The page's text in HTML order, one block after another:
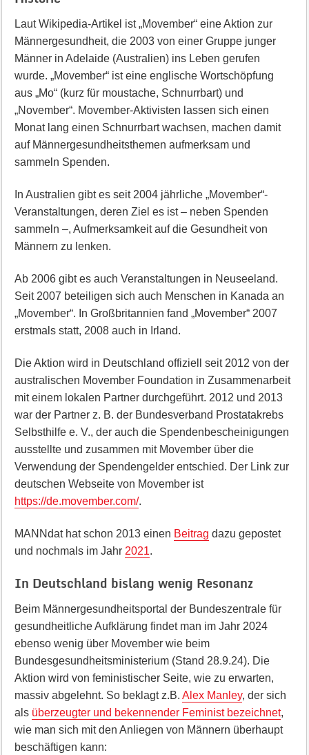
Laut Wikipedia-Artikel ist „Movember“ eine Aktion zur
Männergesundheit, die 2003 von einer Gruppe junger
Männer in Adelaide (Australien) ins Leben gerufen
wurde. „Movember“ ist eine englische Wortschöpfung
aus „Mo“ (kurz für moustache, Schnurrbart) und
„November“. Movember-Aktivisten lassen sich einen
Monat lang einen Schnurrbart wachsen, machen damit
auf Männergesundheitsthemen aufmerksam und
sammeln Spenden.
In Australien gibt es seit 2004 jährliche „Movember“-
Veranstaltungen, deren Ziel es ist – neben Spenden
sammeln –, Aufmerksamkeit auf die Gesundheit von
Männern zu lenken.
Ab 2006 gibt es auch Veranstaltungen in Neuseeland.
Seit 2007 beteiligen sich auch Menschen in Kanada an
„Movember“. In Großbritannien fand „Movember“ 2007
erstmals statt, 2008 auch in Irland.
Die Aktion wird in Deutschland offiziell seit 2012 von der
australischen Movember Foundation in Zusammenarbeit
mit einem lokalen Partner durchgeführt. 2012 und 2013
war der Partner z. B. der Bundesverband Prostatakrebs
Selbsthilfe e. V., der auch die Spendenbescheinigungen
ausstellte und zusammen mit Movember über die
Verwendung der Spendengelder entschied. Der Link zur
deutschen Webseite von Movember ist
https://de.movember.com/.
MANNdat hat schon 2013 einen Beitrag dazu gepostet
und nochmals im Jahr 2021.
In Deutschland bislang wenig Resonanz
Beim Männergesundheitsportal der Bundeszentrale für
gesundheitliche Aufklärung findet man im Jahr 2024
ebenso wenig über Movember wie beim
Bundesgesundheitsministerium (Stand 28.9.24). Die
Aktion wird von feministischer Seite, wie zu erwarten,
massiv abgelehnt. So beklagt z.B. Alex Manley, der sich
als überzeugter und bekennender Feminist bezeichnet,
wie man sich mit den Anliegen von Männern überhaupt
beschäftigen kann: